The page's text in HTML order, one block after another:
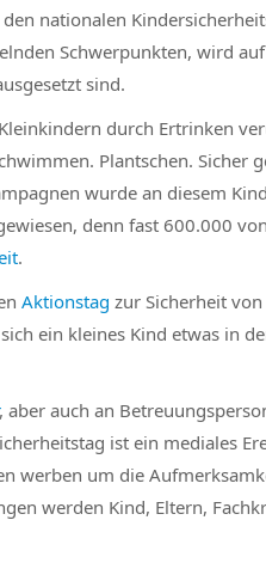
nationalen
Schwerpunkten, wird
sind.
durch Ertrinken
Plantschen. Sicher
wurde an diesem
denn fast 600.000
.
Aktionstag zur Sicherheit
ein kleines Kind etwas in
, aber auch an
ist ein mediales
werben um die
werden Kind, Eltern,